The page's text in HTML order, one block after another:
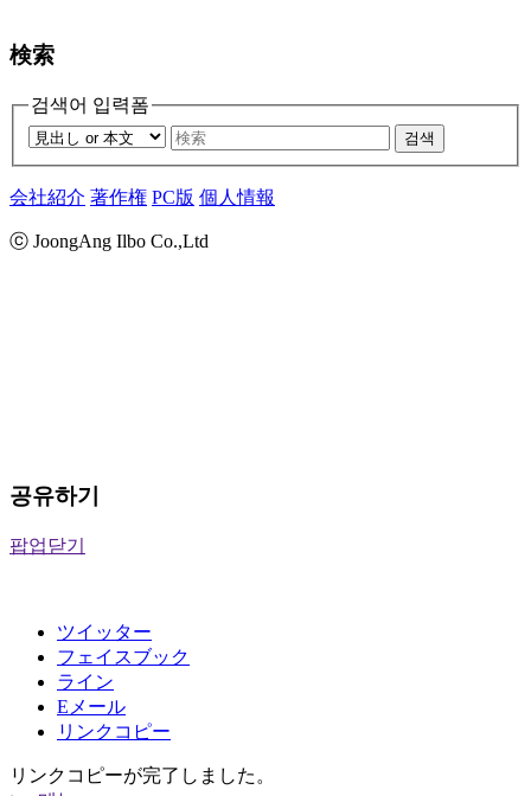
検索
검색어 입력폼
검색
会社紹介 著作権 PC版 個人情報
ⓒ JoongAng Ilbo Co.,Ltd
공유하기
팝업닫기
ツイッター
フェイスブック
ライン
Eメール
リンクコピー
リンクコピーが完了しました。